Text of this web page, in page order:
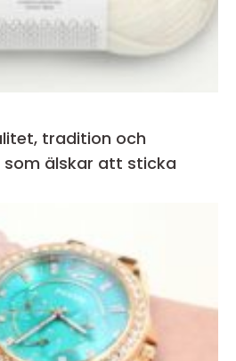
tradition och
älskar att sticka